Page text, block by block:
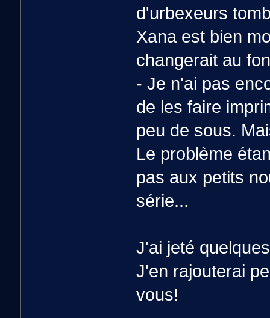
d'urbexeurs
Xana est bien
changerait au
- Je n'ai pas
de les faire
peu de sous.
Le problème
pas aux petits
série...
J'ai jeté
J'en rajouterai
vous!